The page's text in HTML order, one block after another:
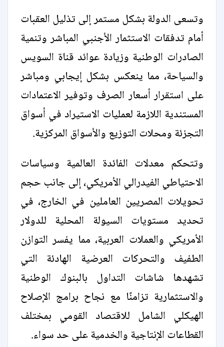
وتسعى الدولة بشكل مستمر إلى تذليل العقبات
أمام تدفقات الاستثمار الأجنبي المباشر وتنمية
الصادرات الوطنية وزيادة عوائد قناة السويس
والسياحة، مما ينعكس بشكل إيجابي ومباشر
على استقرار أسعار الصرف وتوفير الاعتمادات
المستندية اللازمة لعمليات الاستيراد في أسواق
التجزئة ومحلات التوزيع والأسواق المركزية.
وتتحكم معدلات الفائدة العالمية وسياسات
الاحتياطي الفيدرالي الأمريكي، إلى جانب حجم
تحويلات المصريين العاملين في الخارج، في
تحديد مستويات السيولة المحلية للدولار
الأمريكي والعملات العربية، مما يفسر التوازن
الطفيف والتحركات العرضية الهادئة التي
تشهدها شاشات التداول بالبنوك الوطنية
والاستثمارية تزامنًا مع نجاح برامج الإصلاح
الهيكلي الشامل للاقتصاد القومي بمختلف
القطاعات الإنتاجية والخدمية على حد سواء.